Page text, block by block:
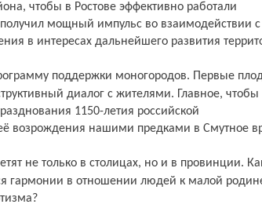
чтобы в Ростове эффективно работали
мощный импульс во взаимодействии с
в интересах дальнейшего развития
диалог с жителями. Главное, чтобы
1150-летия российской
её возрождения нашими предками в Смутное
гармонии в отношении людей к малой